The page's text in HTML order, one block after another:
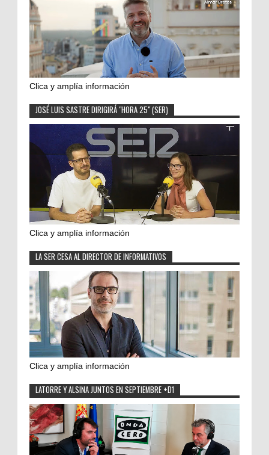
Clica y amplía información
JOSÉ LUIS SASTRE DIRIGIRÁ "HORA 25" (SER)
Clica y amplía información
LA SER CESA AL DIRECTOR DE INFORMATIVOS
Clica y amplía información
LATORRE Y ALSINA JUNTOS EN SEPTIEMBRE +D1